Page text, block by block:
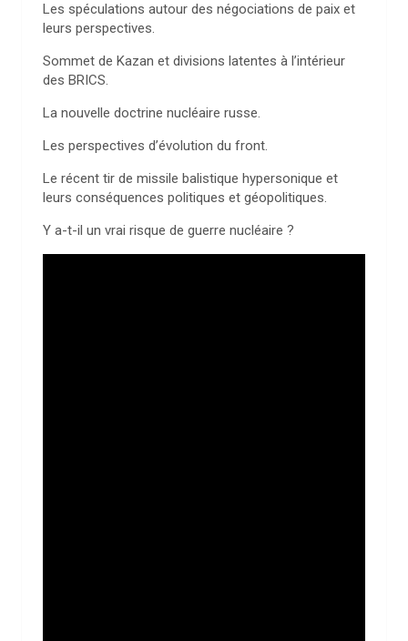
Les spéculations autour des négociations de paix et
leurs perspectives.
Sommet de Kazan et divisions latentes à l’intérieur
des BRICS.
La nouvelle doctrine nucléaire russe.
Les perspectives d’évolution du front.
Le récent tir de missile balistique hypersonique et
leurs conséquences politiques et géopolitiques.
Y a-t-il un vrai risque de guerre nucléaire ?